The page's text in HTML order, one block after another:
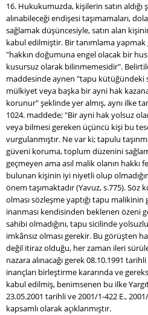
16. Hukukumuzda, kişilerin satın
alınabileceği endişesi taşımamaları,
sağlamak düşüncesiyle, satın alan
kabul edilmiştir. Bir tanımlama
"hakkın doğumuna engel olacak bir
kusursuz olarak bilinmemesidir".
maddesinde aynen "tapu kütüğündeki
mülkiyet veya başka bir ayni hak
korunur" şeklinde yer almış, aynı ilke
1024. maddede; "Bir ayni hak yolsuz
veya bilmesi gereken üçüncü kişi bu
vurgulanmıştır. Ne var ki; tapulu
güveni koruma, toplum düzenini
geçmeyen ama asıl malik olanın
bulunan kişinin iyi niyetli olup
önem taşımaktadır (Yavuz, s.775).
olması sözleşme yaptığı tapu
inanması kendisinden beklenen özeni
sahibi olmadığını, tapu sicilinde
imkânsız olması gerekir. Bu görüşten
değil itiraz olduğu, her zaman ileri
nazara alınacağı gerek 08.10.1991
inançları birleştirme kararında ve
kabul edilmiş, benimsenen bu ilke
23.05.2001 tarihli ve 2001/1-422 E.,
kapsamlı olarak açıklanmıştır.